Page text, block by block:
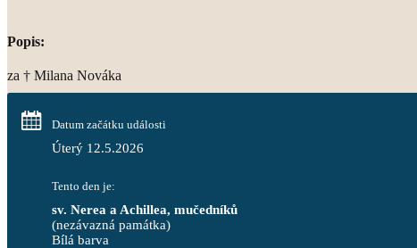
Popis:
za † Milana Nováka
Datum začátku události
Úterý 12.5.2026
Tento den je:
sv. Nerea a Achillea, mučedníků
(nezávazná památka)
Bílá barva